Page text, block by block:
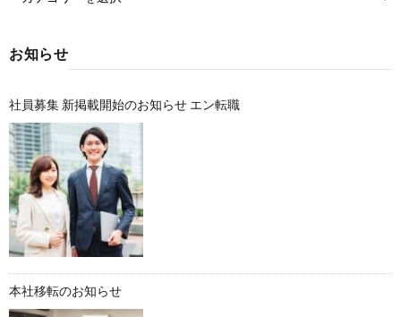
お知らせ
社員募集 新掲載開始のお知らせ エン転職
本社移転のお知らせ